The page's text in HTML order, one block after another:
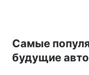
Самые
будущие